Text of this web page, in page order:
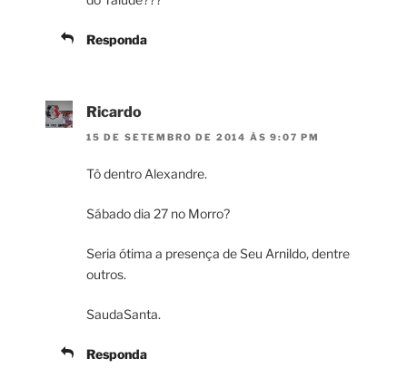
Responda
Ricardo
15 DE SETEMBRO DE 2014 ÀS 9:07 PM
Tô dentro Alexandre.
Sábado dia 27 no Morro?
Seria ótima a presença de Seu Arnildo, dentre
outros.
SaudaSanta.
Responda